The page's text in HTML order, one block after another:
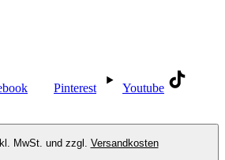
Pinterest Youtube
MwSt. und zzgl. Versandkosten